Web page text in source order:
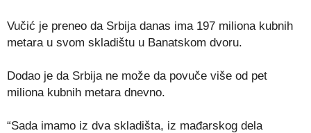
Vučić je preneo da Srbija danas ima 197 miliona kubnih
metara u svom skladištu u Banatskom dvoru.
Dodao je da Srbija ne može da povuče više od pet
miliona kubnih metara dnevno.
“Sada imamo iz dva skladišta, iz mađarskog dela